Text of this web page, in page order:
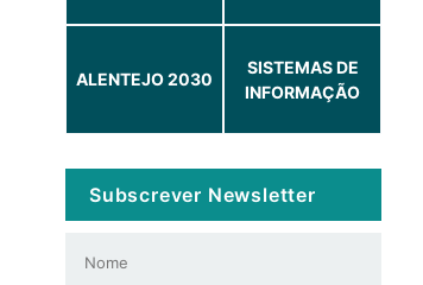
ALENTEJO 2030
SISTEMAS DE
INFORMAÇÃO
Subscrever Newsletter